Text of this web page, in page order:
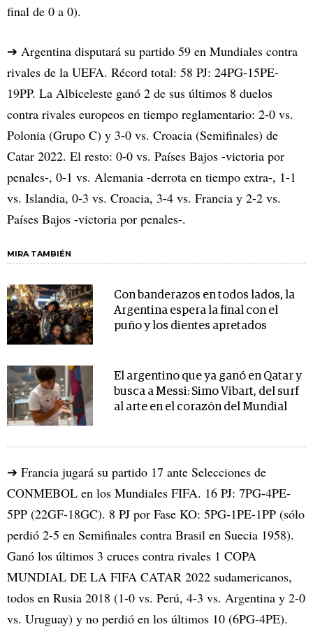
final de 0 a 0).
➔ Argentina disputará su partido 59 en Mundiales contra
rivales de la UEFA. Récord total: 58 PJ: 24PG-15PE-
19PP. La Albiceleste ganó 2 de sus últimos 8 duelos
contra rivales europeos en tiempo reglamentario: 2-0 vs.
Polonia (Grupo C) y 3-0 vs. Croacia (Semifinales) de
Catar 2022. El resto: 0-0 vs. Países Bajos -victoria por
penales-, 0-1 vs. Alemania -derrota en tiempo extra-, 1-1
vs. Islandia, 0-3 vs. Croacia, 3-4 vs. Francia y 2-2 vs.
Países Bajos -victoria por penales-.
MIRA TAMBIÉN
Con banderazos en todos lados, la
Argentina espera la final con el
puño y los dientes apretados
El argentino que ya ganó en Qatar y
busca a Messi: Simo Vibart, del surf
al arte en el corazón del Mundial
➔ Francia jugará su partido 17 ante Selecciones de
CONMEBOL en los Mundiales FIFA. 16 PJ: 7PG-4PE-
5PP (22GF-18GC). 8 PJ por Fase KO: 5PG-1PE-1PP (sólo
perdió 2-5 en Semifinales contra Brasil en Suecia 1958).
Ganó los últimos 3 cruces contra rivales 1 COPA
MUNDIAL DE LA FIFA CATAR 2022 sudamericanos,
todos en Rusia 2018 (1-0 vs. Perú, 4-3 vs. Argentina y 2-0
vs. Uruguay) y no perdió en los últimos 10 (6PG-4PE).